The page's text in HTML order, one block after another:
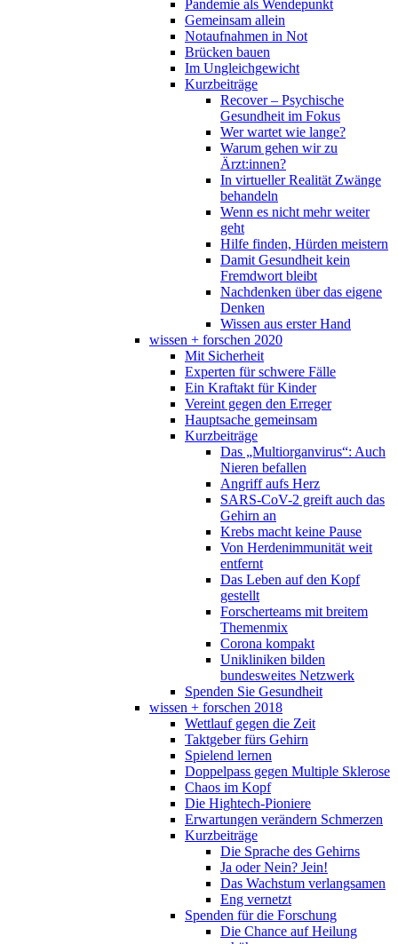
Pandemie als Wendepunkt
Gemeinsam allein
Notaufnahmen in Not
Brücken bauen
Im Ungleichgewicht
Kurzbeiträge
Recover – Psychische
Gesundheit im Fokus
Wer wartet wie lange?
Warum gehen wir zu
Ärzt:innen?
In virtueller Realität Zwänge
behandeln
Wenn es nicht mehr weiter
geht
Hilfe finden, Hürden meistern
Damit Gesundheit kein
Fremdwort bleibt
Nachdenken über das eigene
Denken
Wissen aus erster Hand
wissen + forschen 2020
Mit Sicherheit
Experten für schwere Fälle
Ein Kraftakt für Kinder
Vereint gegen den Erreger
Hauptsache gemeinsam
Kurzbeiträge
Das „Multiorganvirus“: Auch
Nieren befallen
Angriff aufs Herz
SARS-CoV-2 greift auch das
Gehirn an
Krebs macht keine Pause
Von Herdenimmunität weit
entfernt
Das Leben auf den Kopf
gestellt
Forscherteams mit breitem
Themenmix
Corona kompakt
Unikliniken bilden
bundesweites Netzwerk
Spenden Sie Gesundheit
wissen + forschen 2018
Wettlauf gegen die Zeit
Taktgeber fürs Gehirn
Spielend lernen
Doppelpass gegen Multiple Sklerose
Chaos im Kopf
Die Hightech-Pioniere
Erwartungen verändern Schmerzen
Kurzbeiträge
Die Sprache des Gehirns
Ja oder Nein? Jein!
Das Wachstum verlangsamen
Eng vernetzt
Spenden für die Forschung
Die Chance auf Heilung